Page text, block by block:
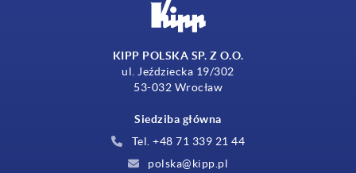
KIPP POLSKA SP. Z O.O.
ul. Jeździecka 19/302
53-032 Wrocław
Siedziba główna
Tel. +48 71 339 21 44
polska@kipp.pl